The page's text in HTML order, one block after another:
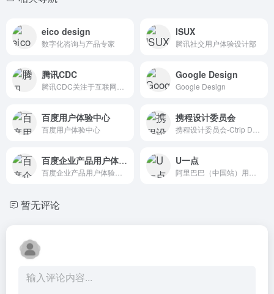
eico design
数字化咨询与产品专家
ISUX
腾讯社交用户体验设计部
腾讯CDC Google Design
Google Design
百度用户体验中心
百度用户体验中心
携程设计委员会
百度企业产品用户体验中心 U一点
暂无评论